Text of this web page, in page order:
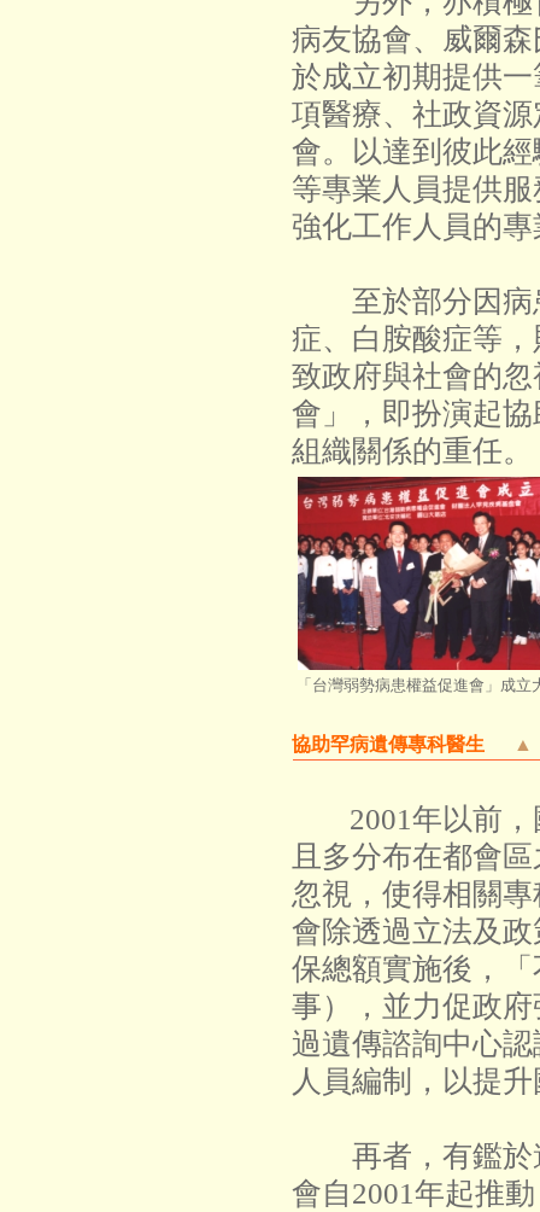
病友協會、威爾
於成立初期提供
項醫療、社政資
會。以達到彼此
等專業人員提供
強化工作人員的
至於部分因病
症、白胺酸症等
致政府與社會的
會」，即扮演起
組織關係的重任。
「台灣弱勢病患權益促進會」成立
協助罕病遺傳專科醫生 ▲
2001年以前
且多分布在都會
忽視，使得相關
會除透過立法及
保總額實施後，
事），並力促政
過遺傳諮詢中心
人員編制，以提
再者，有鑑於
會自2001年起推